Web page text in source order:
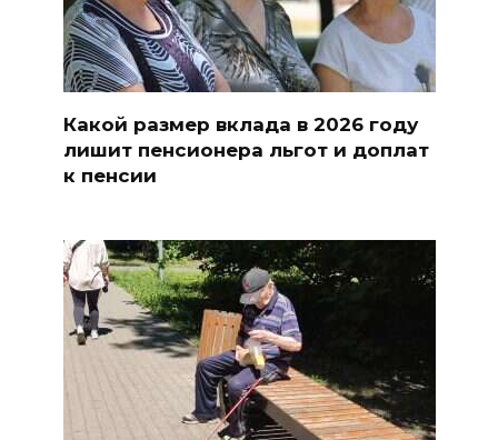
Какой размер вклада в 2026 году
лишит пенсионера льгот и доплат
к пенсии